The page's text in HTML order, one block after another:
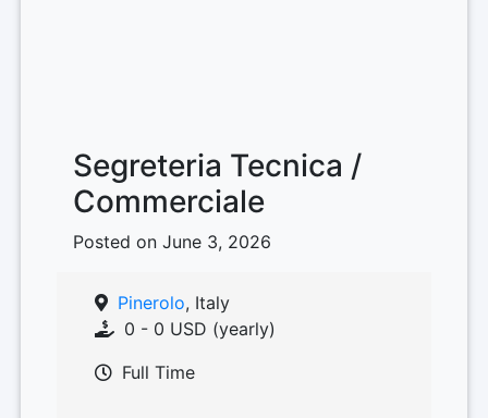
Segreteria Tecnica /
Commerciale
Posted on June 3, 2026
Pinerolo, Italy
0 - 0 USD (yearly)
Full Time